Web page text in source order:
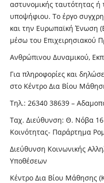
αστυνομικής ταυτότητας ή
υποψήφιου. Το έργο
και την Ευρωπαϊκή Ένωση
μέσω του Επιχειρησιακού
Ανθρώπινου Δυναμικού,
Για πληροφορίες και
στο Κέντρο Δια Βίου
Τηλ.: 26340 38639 –
Ταχ. Διεύθυνση: Θ. Νόβα 16
Κοινότητας- Παράρτημα
Διεύθυνση Κοινωνικής
Υποθέσεων
Κέντρο Δια Βίου Μάθησης